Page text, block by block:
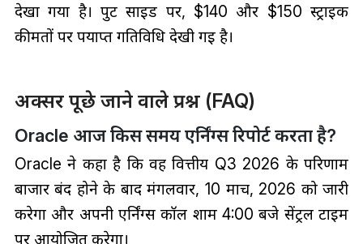
देखा गया है। पुट साइड पर, $140 और $150 स्ट्राइक
कीमतों पर पर्याप्त गतिविधि देखी गई है।
अक्सर पूछे जाने वाले प्रश्न (FAQ)
Oracle आज किस समय एर्निंग्स रिपोर्ट करता है?
Oracle ने कहा है कि वह वित्तीय Q3 2026 के परिणाम
बाजार बंद होने के बाद मंगलवार, 10 मार्च, 2026 को जारी
करेगा और अपनी एर्निंग्स कॉल शाम 4:00 बजे सेंट्रल टाइम
पर आयोजित करेगा।